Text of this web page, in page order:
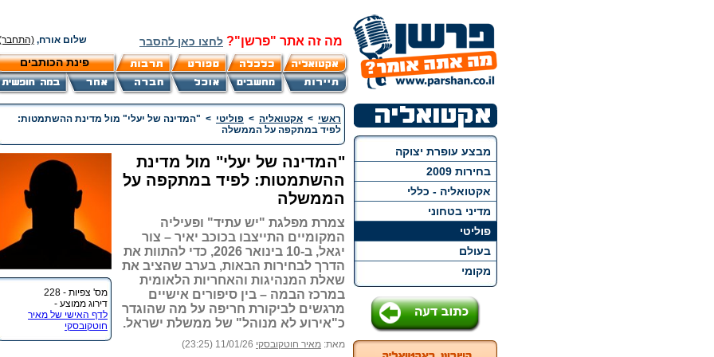
מה זה אתר "פרשן"? לחצו כאן להסבר שלום אורח,
פינת הכותבים
מבצע עופרת יצוקה
בחירות 2009
אקטואליה - כללי
מדיני בטחוני
פוליטי
בעולם
מקומי
ראשי > אקטואליה > פוליטי > "המדינה של יעלי" מול מדינת ההשתמטות:
לפיד במתקפה על הממשלה
מס' צפיות - 228
דירוג ממוצע -
לדף האישי של מאיר
חוטקובסקי
"המדינה של יעלי" מול מדינת
ההשתמטות: לפיד במתקפה על
הממשלה
צמרת מפלגת "יש עתיד" ופעיליה
המקומיים התייצבו בכוכב יאיר – צור
יגאל, ב-10 בינואר 2026, כדי להתוות את
הדרך לבחירות הבאות, בערב שהציב את
שאלת המנהיגות והאחריות הלאומית
במרכז הבמה – בין סיפורים אישיים
מרגשים לביקורת חריפה על מה שהוגדר
כ"אירוע לא מנוהל" של ממשלת ישראל.
מאת: מאיר חוטקובסקי 11/01/26 (23:25)